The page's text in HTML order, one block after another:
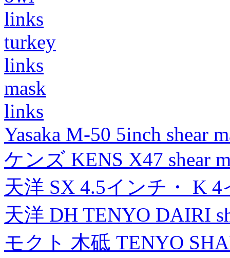
links
turkey
links
mask
links
Yasaka M-50 5inch shear
ケンズ KENS X47 shear
天洋 SX 4.5インチ・ K
天洋 DH TENYO DAIRI
モクト 木砥 TENYO